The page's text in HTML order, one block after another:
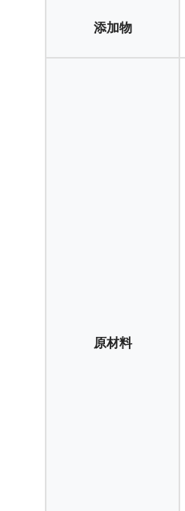
添加物
原材料